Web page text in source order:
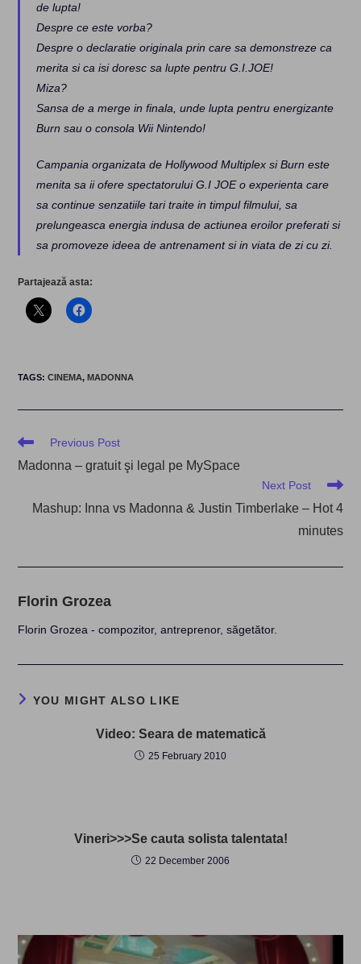
de lupta!
Despre ce este vorba?
Despre o declaratie originala prin care sa demonstreze ca
merita si ca isi doresc sa lupte pentru G.I.JOE!
Miza?
Sansa de a merge in finala, unde lupta pentru energizante
Burn sau o consola Wii Nintendo!
Campania organizata de Hollywood Multiplex si Burn este
menita sa ii ofere spectatorului G.I JOE o experienta care
sa continue senzatiile tari traite in timpul filmului, sa
prelungeasca energia indusa de actiunea eroilor preferati si
sa promoveze ideea de antrenament si in viata de zi cu zi.
Partajează asta:
TAGS:CINEMA, MADONNA
Read
articles
Previous Post
Madonna – gratuit şi legal pe MySpace
Next Post
Mashup: Inna vs Madonna & Justin Timberlake – Hot 4
minutes
Florin Grozea
Florin Grozea - compozitor, antreprenor, săgetător.
YOU MIGHT ALSO LIKE
Video: Seara de matematică
25 February 2010
Vineri>>>Se cauta solista talentata!
22 December 2006